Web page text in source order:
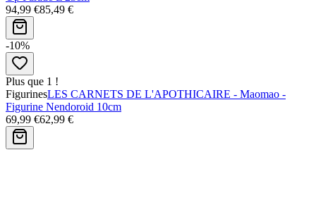
94,99 €85,49 €
-10%
Plus que 1 !
FigurinesLES CARNETS DE L'APOTHICAIRE - Maomao -
Figurine Nendoroid 10cm
69,99 €62,99 €